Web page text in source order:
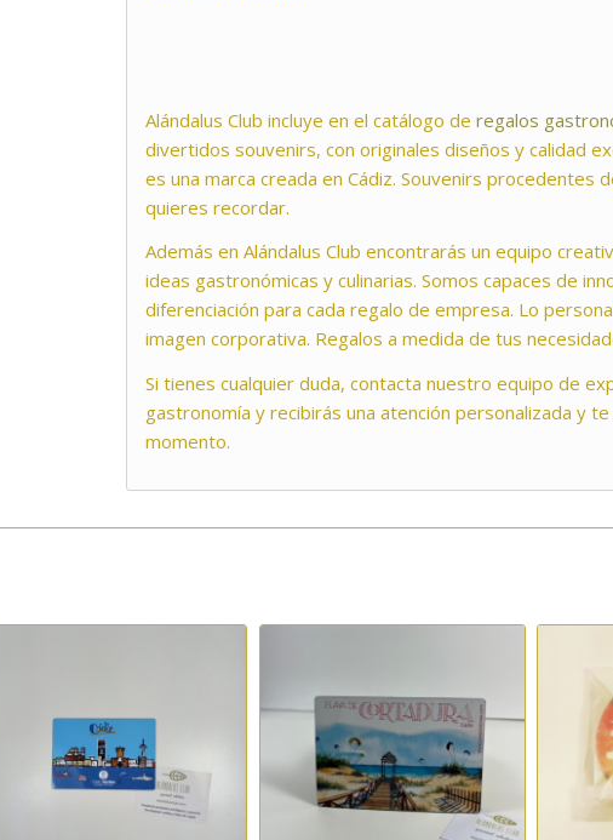
Alándalus Club incluye en el catálogo deregalos
divertidos souvenirs, con originales diseños y calidad
es una marca creada en Cádiz. Souvenirs procedentes
quieres recordar.
Además en Alándalus Club encontrarás un equipo
ideas gastronómicas y culinarias. Somos capaces de
diferenciación para cada regalo de empresa. Lo
imagen corporativa. Regalos a medida de tus
Si tienes cualquier duda, contacta nuestro equipo de
gastronomía y recibirás una atención personalizada y
momento.